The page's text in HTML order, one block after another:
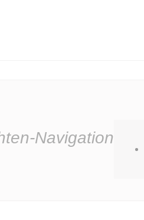
Navigation